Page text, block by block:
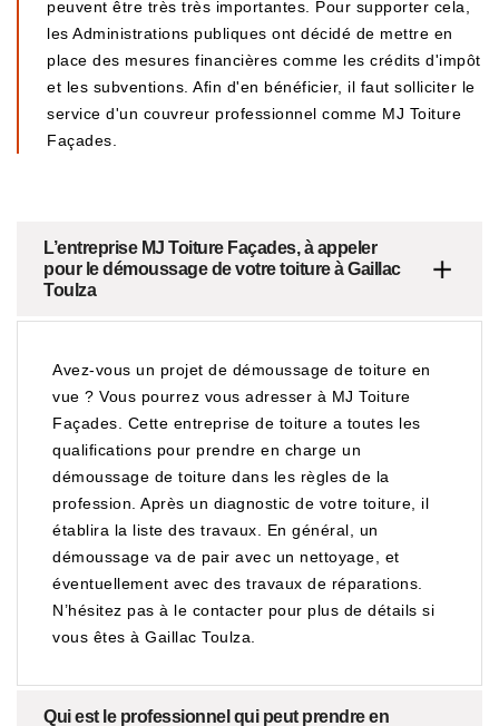
peuvent être très très importantes. Pour supporter cela,
les Administrations publiques ont décidé de mettre en
place des mesures financières comme les crédits d'impôt
et les subventions. Afin d'en bénéficier, il faut solliciter le
service d'un couvreur professionnel comme MJ Toiture
Façades.
L’entreprise MJ Toiture Façades, à appeler
pour le démoussage de votre toiture à Gaillac
Toulza
Avez-vous un projet de démoussage de toiture en
vue ? Vous pourrez vous adresser à MJ Toiture
Façades. Cette entreprise de toiture a toutes les
qualifications pour prendre en charge un
démoussage de toiture dans les règles de la
profession. Après un diagnostic de votre toiture, il
établira la liste des travaux. En général, un
démoussage va de pair avec un nettoyage, et
éventuellement avec des travaux de réparations.
N’hésitez pas à le contacter pour plus de détails si
vous êtes à Gaillac Toulza.
Qui est le professionnel qui peut prendre en